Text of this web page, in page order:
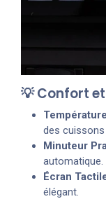
💡 Confort
des
Minuteur
automatique.
Écran
élégant.